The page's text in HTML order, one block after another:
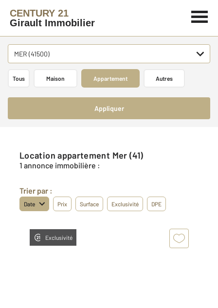
CENTURY 21
Girault Immobilier
MER (41500)
Tous Maison Appartement Autres
Appliquer
Location appartement Mer (41)
1 annonce immobilière :
Trier par :
Date Prix Surface Exclusivité DPE
Exclusivité